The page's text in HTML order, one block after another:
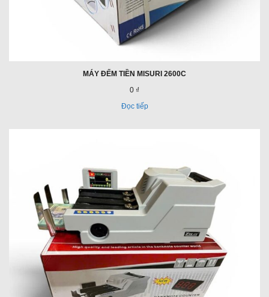
MÁY ĐẾM TIỀN MISURI 2600C
0 ₫
Đọc tiếp